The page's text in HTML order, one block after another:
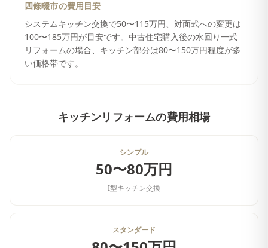
四條畷市の費用目安
システムキッチン交換で50〜115万円、対面式への変更は
100〜185万円が目安です。中古住宅購入後の水回り一式
リフォームの場合、キッチン部分は80〜150万円程度が多
い価格帯です。
キッチンリフォームの費用相場
シンプル
50〜80万円
I型キッチン交換
スタンダード